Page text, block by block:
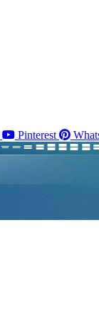
Pinterest